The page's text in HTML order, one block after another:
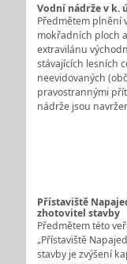
Vodní nádrže v k.
Předmětem plnění
mokřadních ploch
extravilánu
stávajících lesních
neevidovaných
pravostrannými
nádrže jsou
Přístaviště
zhotovitel stavby
Předmětem této
„Přístaviště
stavby je zvýšení